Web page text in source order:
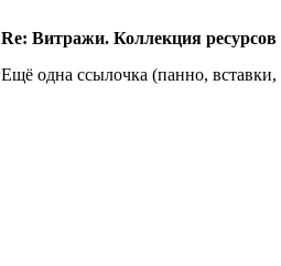
Re: Витражи. Коллекция ресурсов
Ещё одна ссылочка (панно, вставки,